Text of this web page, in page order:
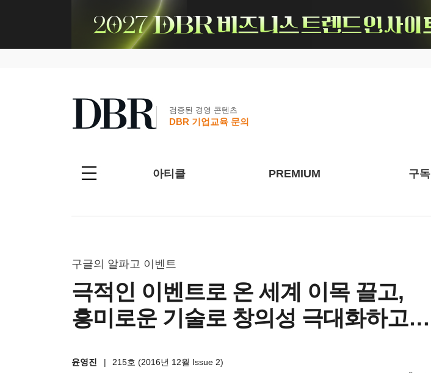
검증된 경영 콘텐츠
DBR 기업교육 문의
아티클 PREMIUM 구독
구글의 알파고 이벤트
극적인 이벤트로 온 세계 이목 끌고,
흥미로운 기술로 창의성 극대화하고…
윤영진 | 215호 (2016년 12월 Issue 2)